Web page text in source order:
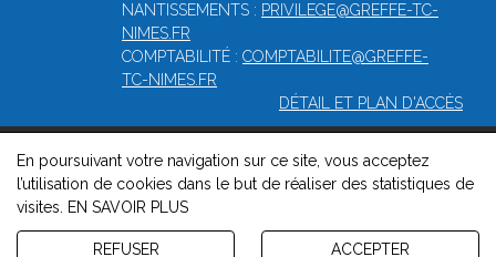
NANTISSEMENTS : PRIVILEGE@GREFFE-TC-
NIMES.FR
COMPTABILITÉ : COMPTABILITE@GREFFE-
TC-NIMES.FR
DÉTAIL ET PLAN D'ACCÈS
© 2026, Greffe du Tribunal de Commerce de Nîmes -Mentions
légales-Contact -Gestion des cookies -Politique de
confidentialité et de cookies
Version : 1.8.1
En poursuivant votre navigation sur ce site, vous acceptez
l’utilisation de cookies dans le but de réaliser des statistiques de
visites.
EN SAVOIR PLUS
REFUSER ACCEPTER